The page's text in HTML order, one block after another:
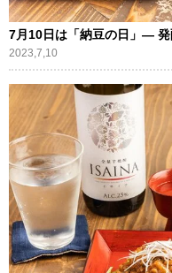
7月10日は「納豆の日」―
2023,7,10